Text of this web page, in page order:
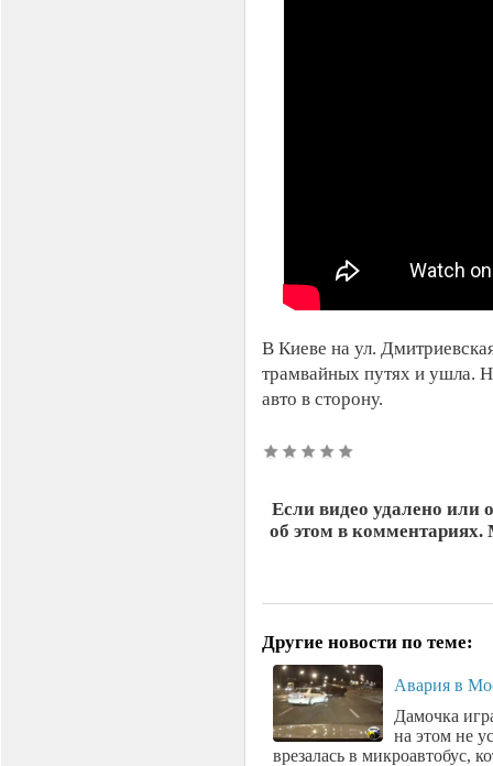
В Киеве на ул.
трамвайных путях и ушла.
авто в сторону.
Если видео удалено или
об этом в комментариях.
Другие новости по теме:
Авария в
Дамочка
на этом не
врезалась в микроавтобус,